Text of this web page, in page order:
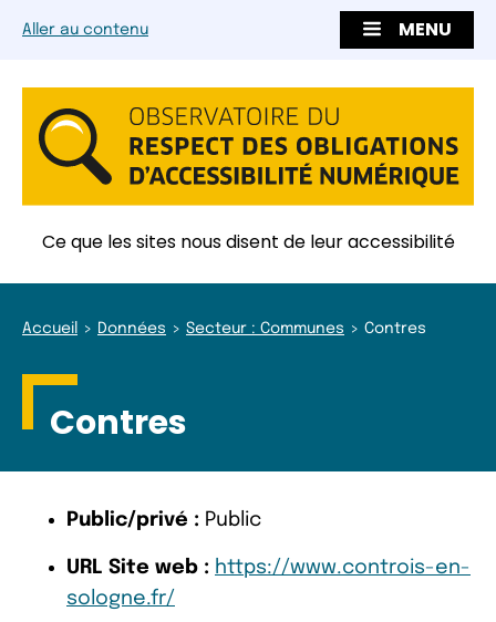
Aller au contenu MENU
Ce que les sites nous disent de leur accessibilité
Accueil Données Secteur : Communes Contres
Contres
Public/privé : Public
URL Site web : https://www.controis-en-
sologne.fr/